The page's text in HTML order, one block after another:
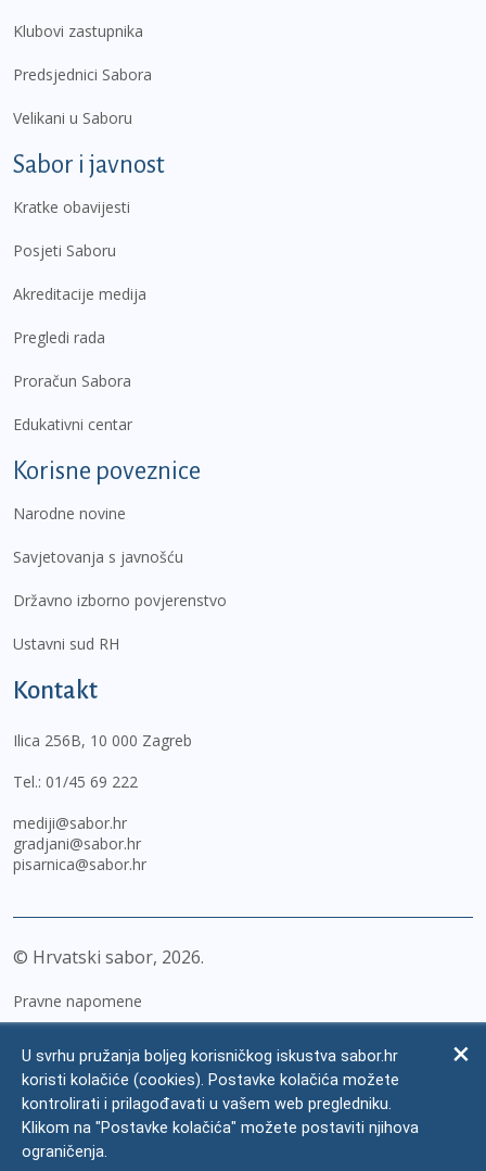
Klubovi zastupnika
Predsjednici Sabora
Velikani u Saboru
Sabor i javnost
Kratke obavijesti
Posjeti Saboru
Akreditacije medija
Pregledi rada
Proračun Sabora
Edukativni centar
Korisne poveznice
Narodne novine
Savjetovanja s javnošću
Državno izborno povjerenstvo
Ustavni sud RH
Kontakt
Ilica 256B, 10 000 Zagreb
Tel.: 01/45 69 222
mediji@sabor.hr
gradjani@sabor.hr
pisarnica@sabor.hr
© Hrvatski sabor, 2026
Pravne napomene
Zaštita osobnih podataka
Impressum
Česta pitanja
U svrhu pružanja boljeg korisničkog iskustva sabor.hr
koristi kolačiće (cookies). Postavke kolačića možete
kontrolirati i prilagođavati u vašem web pregledniku.
Klikom na "Postavke kolačića" možete postaviti njihova
ograničenja.